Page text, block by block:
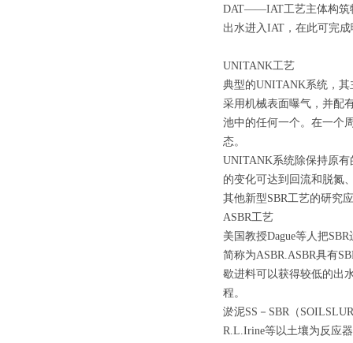
DAT——IAT工艺主体构筑
出水进入IAT，在此可完
UNITANK工艺
典型的UNITANK系统，
采用机械表面曝气，并配
池中的任何一个。在一个
态。
UNITANK系统除保持原
的变化可达到回流和脱氮
其他新型SBR工艺的研究
ASBR工艺
美国教授Dague等人把
简称为ASBR.ASBR具有
歇进料可以获得较低的出
程。
淤泥SS－SBR（
R.L.Irine等以土壤为反应